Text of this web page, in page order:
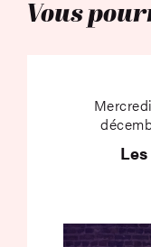
Vous